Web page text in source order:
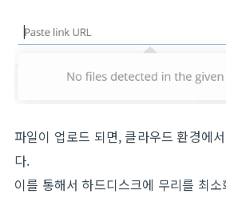
파일이 업로드 되면, 클라우드 환경에
다.
이를 통해서 하드디스크에 무리를 최